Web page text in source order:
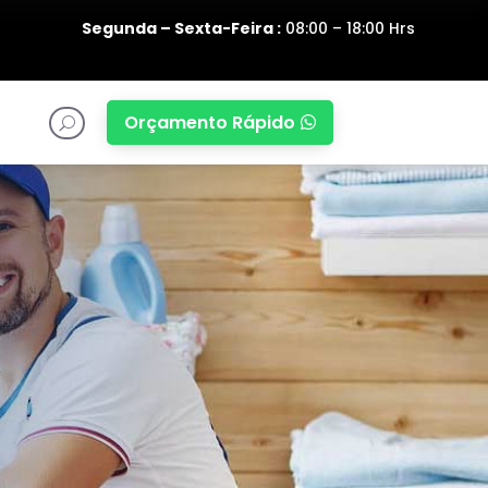
Segunda – Sexta-Feira :08:00 – 18:00 Hrs
U Orçamento Rápido 